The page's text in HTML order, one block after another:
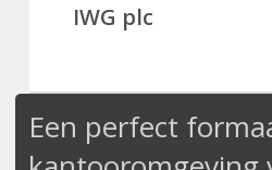
IWG plc
Een perfect